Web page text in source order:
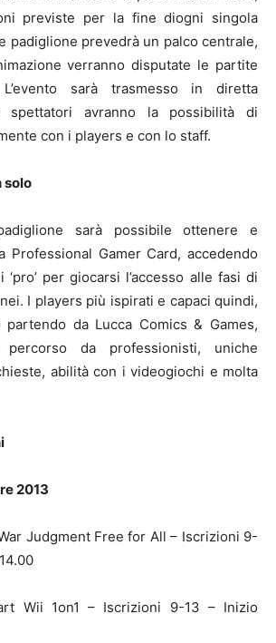
previste per la fine diogni singola
padiglione prevedrà un palco centrale,
verranno disputate le partite
sarà trasmesso in diretta
avranno la possibilità di
con i players e con lo staff.
solo
sarà possibile ottenere e
Professional Gamer Card, accedendo
per giocarsi l’accesso alle fasi di
I players più ispirati e capaci quindi,
da Lucca Comics & Games,
da professionisti, uniche
abilità con i videogiochi e molta
2013
Judgment Free for All – Iscrizioni 9-
Wii 1on1 – Iscrizioni 9-13 – Inizio